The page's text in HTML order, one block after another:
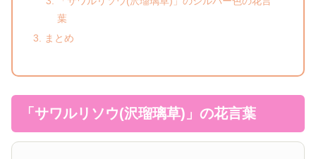
葉
まとめ
「サワルリソウ(沢瑠璃草)」の花言葉